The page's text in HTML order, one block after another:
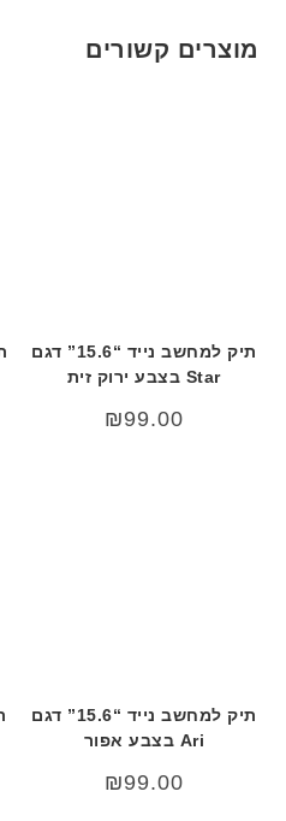
מוצרים קשורים
תיק למחשב נייד “15.6” דגם
Star בצבע ירוק זית
₪99.00
תיק למחשב נייד “15.6” דגם
Ari בצבע אפור
₪99.00